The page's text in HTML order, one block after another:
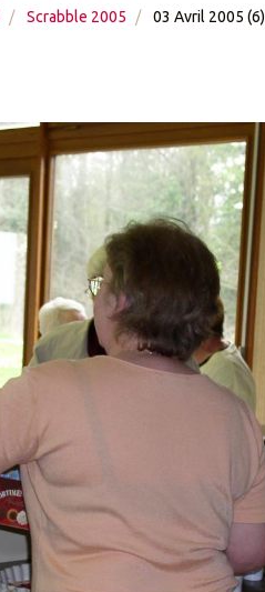
Scrabble 2005 03 Avril 2005 (6)